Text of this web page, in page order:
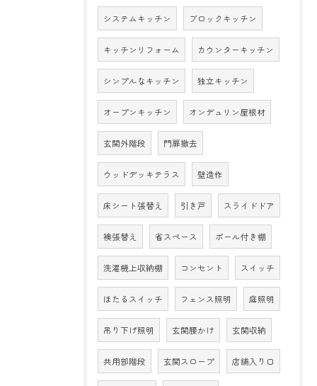
システムキッチン ブロックキッチン
キッチンリフォーム カウンターキッチン
シンプルなキッチン 独立キッチン
オープンキッチン オンデュリン屋根材
玄関外階段 門扉撤去
ウッドデッキテラス 壁造作
床シート張替え 引き戸 スライドドア
襖張替え 省スペース ポール付き棚
洗濯機上収納棚 コンセント スイッチ
ほたるスイッチ フェンス照明 庭照明
吊り下げ照明 玄関腰かけ 玄関収納
共用部階段 玄関スロープ 店舗入り口